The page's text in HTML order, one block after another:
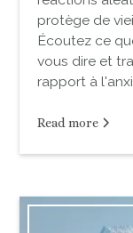
protège de
Écoutez ce
vous dire et
rapport à
Read more